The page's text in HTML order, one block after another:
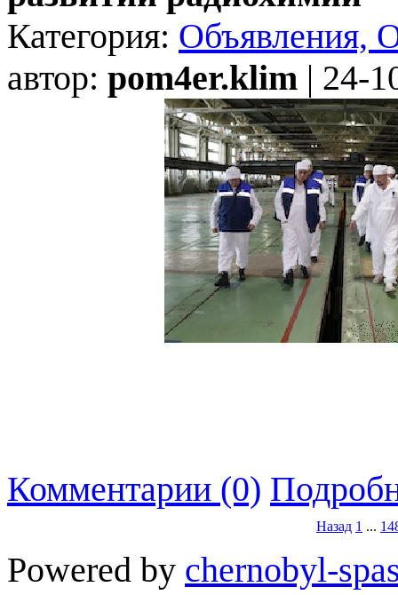
Категория: Объявления,
автор: pom4er.klim | 24-
Комментарии (0)
Назад 1 ...
Powered by chernobyl-